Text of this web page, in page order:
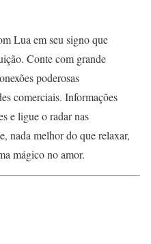
Lua em seu signo que
Conte com grande
poderosas
comerciais. Informações
e ligue o radar nas
nada melhor do que relaxar,
mágico no amor.